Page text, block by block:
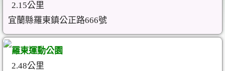
2.15公里
宜蘭縣羅東鎮公正路666號
羅東運動公園
2.48公里